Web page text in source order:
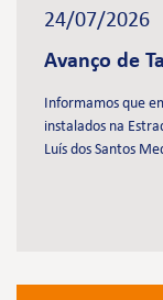
24/07/2026
Avanço de
Informamos que
instalados na
Luís dos Santos